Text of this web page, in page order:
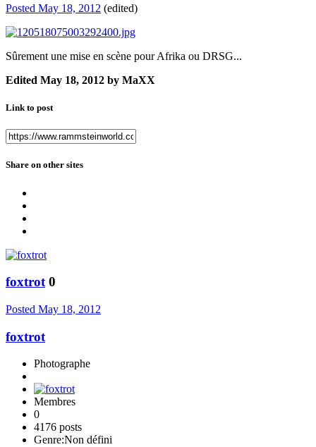
Posted May 18, 2012 (edited)
Sûrement une mise en scène pour Afrika ou DRSG...
Edited May 18, 2012 by MaXX
Link to post
Share on other sites
foxtrot 0
Posted May 18, 2012
foxtrot
Photographe
Membres
0
4176 posts
Genre:Non défini